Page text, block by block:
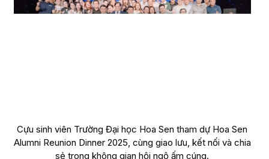
Cựu sinh viên Trường Đại học Hoa Sen tham dự Hoa Sen
Alumni Reunion Dinner 2025, cùng giao lưu, kết nối và chia
sẻ trong không gian hội ngộ ấm cúng.